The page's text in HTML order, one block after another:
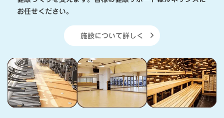
お任せください。
施設について詳しく